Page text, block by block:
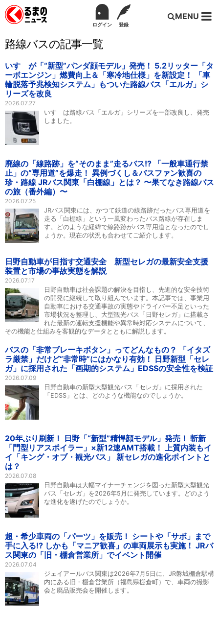
ログイン 登録
MENU
路線バスの記事一覧
いすゞが「“新型”パンダ顔モデル」発売！ 5.2リッター「タ
ーボエンジン」燃費向上＆「寒冷地仕様」を新設定！ 「車
輪脱落予兆検知システム」もついた路線バス「エルガ」シ
リーズを改良
2026.07.27
いすゞは路線バス「エルガ」シリーズを一部改良し、発売
しました。
廃線の「線路跡」を“そのまま”走るバス!? 「一般車通行禁
止」の“専用道”を爆走！ 異例づくし＆バスファン歓喜の
珍・路線 JRバス関東「白棚線」とは？ 〜果てなき路線バス
の旅（番外編）〜
2026.07.25
JRバス関東には、かつて鉄道の線路跡だったバス専用道を
走る「白棚線」という一風変わったバス路線が存在しま
す。どのような経緯で線路跡がバス専用道となったのでし
ょうか。現在の状況も合わせてご紹介します。
日野自動車が目指す交通安全 新型セレガの最新安全支援
装置と市場の事故実態を解説
2026.07.17
日野自動車は社会課題の解決を目指し、先進的な安全技術
の開発に継続して取り組んでいます。本記事では、事業用
自動車における交通事故の実態やドライバー不足といった
市場状況を整理し、大型観光バス「日野セレガ」に搭載さ
れた最新の運転支援機能や異常時対応システムについて、
その機能と仕組みを客観的なデータとともに解説します。
バスの「非常ブレーキボタン」ってどんなもの？ 「イタズ
ラ厳禁」だけど“非常時”にはかなり有効！ 日野新型「セレ
ガ」に採用された「画期的システム」EDSSの安全性を検証
2026.07.09
日野自動車の新型大型観光バス「セレガ」に採用された
「EDSS」とは、どのような機能なのでしょうか。
20年ぶり刷新！ 日野「“新型”精悍顔モデル」発売！ 斬新
「門型リアスポイラー」×新12速AMT搭載！ 上質内装もイ
イ「キング・オブ・観光バス」 新セレガの進化ポイントと
は？
2026.07.08
日野自動車は大幅マイナーチェンジを図った新型大型観光
バス「セレガ」を2026年5月に発売しています。どのよう
な進化を遂げたのでしょうか。
超・希少車両の「パーツ」を販売！ シートや「サボ」まで
手に入る!? しかも「マニア歓喜」の車両展示も実施！ JRバ
ス関東の「旧・棚倉営業所」でイベント開催
2026.07.04
ジェイアールバス関東は2026年7月5日に、JR磐城棚倉駅構
内にある旧・棚倉営業所（福島県棚倉町）で、車両の撮影
会と廃品販売会を開催します。